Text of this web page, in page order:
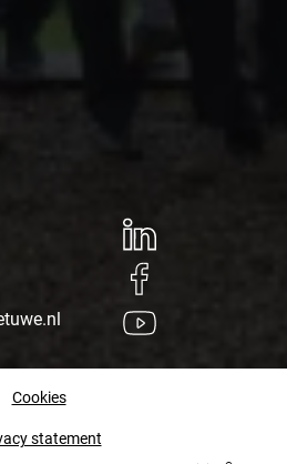
Cookies
statement